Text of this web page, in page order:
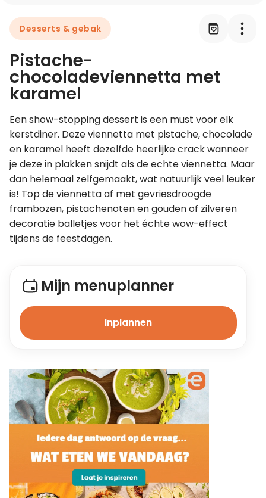
Leer koken als een chef
Desserts & gebak
Pistache-
chocoladeviennetta met
karamel
Een show-stopping dessert is een must voor elk
kerstdiner. Deze viennetta met pistache, chocolade
en karamel heeft dezelfde heerlijke crack wanneer
je deze in plakken snijdt als de echte viennetta. Maar
dan helemaal zelfgemaakt, wat natuurlijk veel leuker
is! Top de viennetta af met gevriesdroogde
frambozen, pistachenoten en gouden of zilveren
decoratie balletjes voor het échte wow-effect
tijdens de feestdagen.
Mijn menuplanner
Inplannen